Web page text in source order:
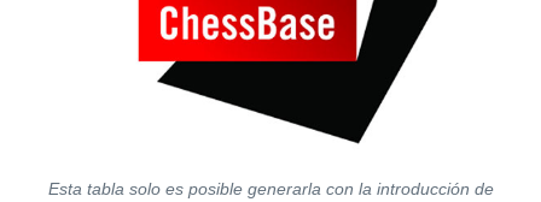
Esta tabla solo es posible generarla con la introducción de